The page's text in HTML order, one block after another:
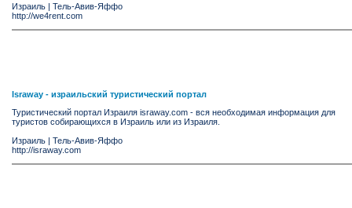
Израиль | Тель-Авив-Яффо
http://we4rent.com
Israway - израильский туристический портал
Туристический портал Израиля israway.com - вся необходимая информация для
туристов собирающихся в Израиль или из Израиля.
Израиль | Тель-Авив-Яффо
http://israway.com